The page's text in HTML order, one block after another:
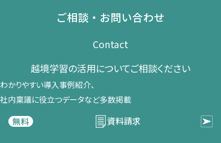
ご相談・お問い合わせ
Contact
越境学習の​活用に​ついて​ご相談ください​
わかりやすい導入事例紹介、​
社内稟議に​役立つデータなど​多数掲載
無料
資料請求